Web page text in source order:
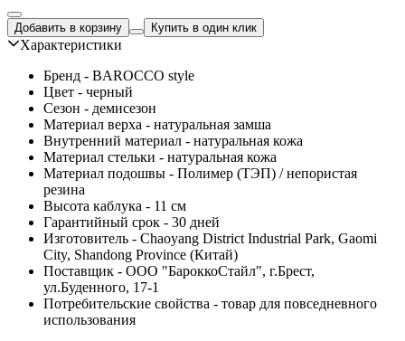
Добавить в корзину Купить в один клик
Характеристики
Бренд - BAROCCO style
Цвет - черный
Сезон - демисезон
Материал верха - натуральная замша
Внутренний материал - натуральная кожа
Материал стельки - натуральная кожа
Материал подошвы - Полимер (ТЭП) / непористая
резина
Высота каблука - 11 см
Гарантийный срок - 30 дней
Изготовитель - Chaoyang District Industrial Park, Gaomi
City, Shandong Province (Китай)
Поставщик - ООО "БароккоСтайл", г.Брест,
ул.Буденного, 17-1
Потребительские свойства - товар для повседневного
использования